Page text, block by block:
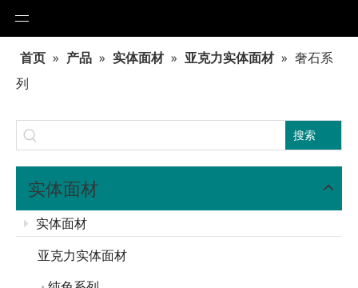
首页 » 产品 » 实体面材 » 亚克力实体面材 » 奢石系
列
搜索
实体面材
实体面材
亚克力实体面材